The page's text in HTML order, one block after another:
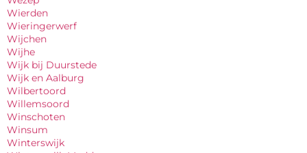
Wierden
Wieringerwerf
Wijchen
Wijhe
Wijk bij Duurstede
Wijk en Aalburg
Wilbertoord
Willemsoord
Winschoten
Winsum
Winterswijk